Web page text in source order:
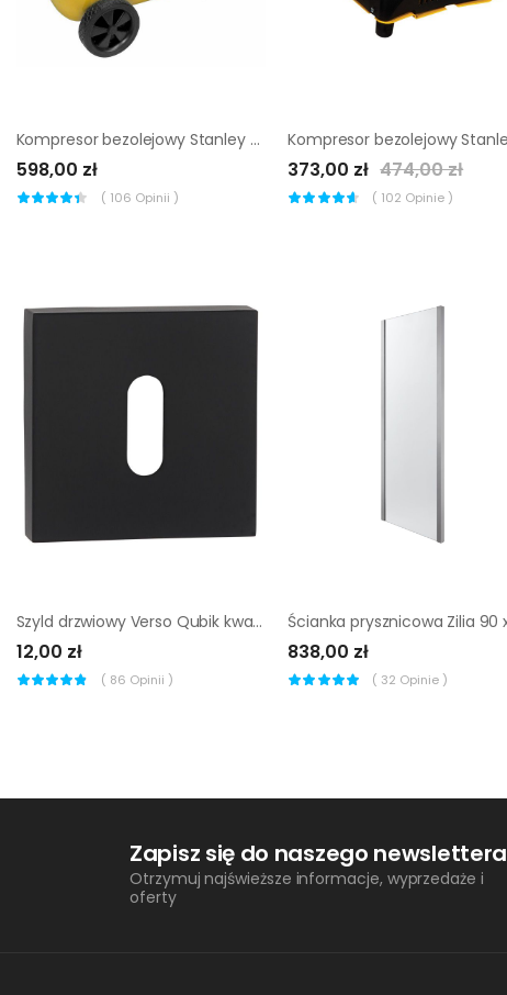
Kompresor bezolejowy Stanley 24 l 10 bar 2 KM
598,00 zł
( 106 Opinii )
373,00 zł 474,00 zł
( 102 Opinie )
Szyld drzwiowy Verso Qubik kwadratowy na klucz czarny
12,00 zł
( 86 Opinii )
838,00 zł
( 32 Opinie )
Zapisz się do naszego newslettera
Otrzymuj najświeższe informacje, wyprzedaże i
oferty